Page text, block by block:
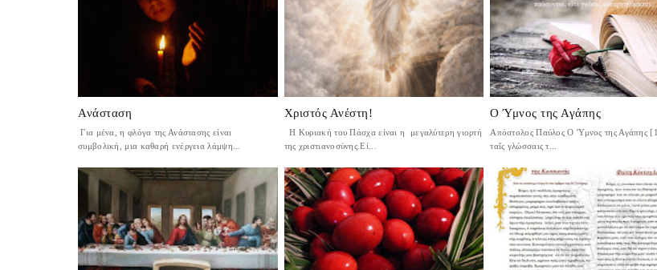
Ανάσταση
Για μένα, η φλόγα της Ανάστασης είναι
συμβολική, μια καθαρή ενέργεια λάμψη...
Χριστός Ανέστη!
Η Κυριακή του Πάσχα είναι η μεγαλύτερη γιορτή
της χριστιανοσύνης.Εί...
Ο Ύμνος της Αγάπης
Απόστολος Παύλος Ο 'Υμνος της Αγάπης
ταῖς γλώσσαις τ...